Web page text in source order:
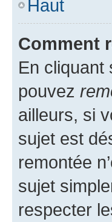
Haut
Comment
En cliquant
pouvez
ailleurs, si
sujet est
remontée
sujet
respecter